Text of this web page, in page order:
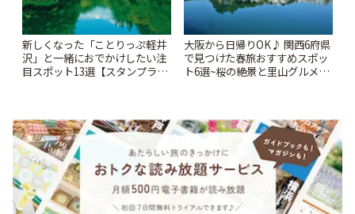
新しくなった「ことりっぷ軽井
沢」と一緒におでかけしたい注
目スポット13選【スタンプラリ
大阪から日帰りOK♪ 関西6府県
で見つけた春旅おすすめスポッ
ト6選~桜の絶景と里山グルメや